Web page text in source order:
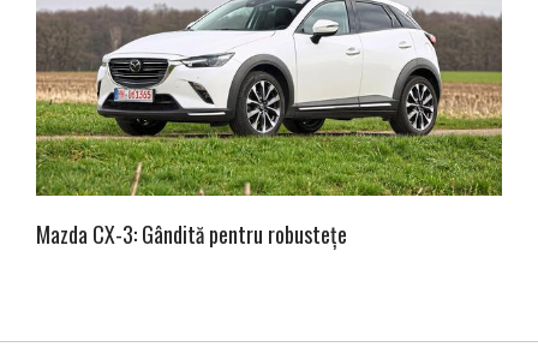
Mazda CX-3: Gândită pentru robustețe